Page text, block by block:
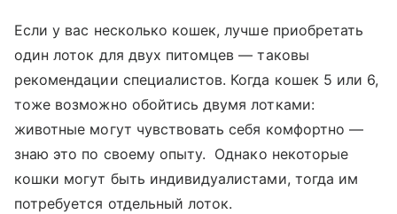
Если у вас несколько кошек, лучше приобретать
один лоток для двух питомцев — таковы
рекомендации специалистов. Когда кошек 5 или 6,
тоже возможно обойтись двумя лотками:
животные могут чувствовать себя комфортно —
знаю это по своему опыту. Однако некоторые
кошки могут быть индивидуалистами, тогда им
потребуется отдельный лоток.